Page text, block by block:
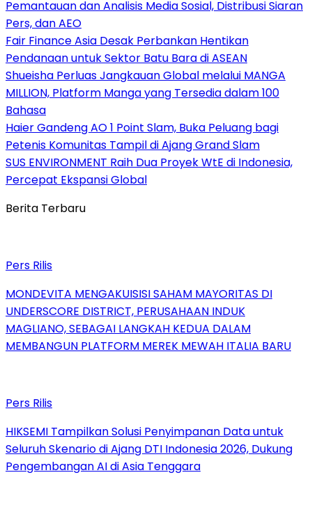
Pemantauan dan Analisis Media Sosial, Distribusi Siaran
Pers, dan AEO
Fair Finance Asia Desak Perbankan Hentikan
Pendanaan untuk Sektor Batu Bara di ASEAN
Shueisha Perluas Jangkauan Global melalui MANGA
MILLION, Platform Manga yang Tersedia dalam 100
Bahasa
Haier Gandeng AO 1 Point Slam, Buka Peluang bagi
Petenis Komunitas Tampil di Ajang Grand Slam
SUS ENVIRONMENT Raih Dua Proyek WtE di Indonesia,
Percepat Ekspansi Global
Berita Terbaru
Pers Rilis
MONDEVITA MENGAKUISISI SAHAM MAYORITAS DI
UNDERSCORE DISTRICT, PERUSAHAAN INDUK
MAGLIANO, SEBAGAI LANGKAH KEDUA DALAM
MEMBANGUN PLATFORM MEREK MEWAH ITALIA BARU
Pers Rilis
HIKSEMI Tampilkan Solusi Penyimpanan Data untuk
Seluruh Skenario di Ajang DTI Indonesia 2026, Dukung
Pengembangan AI di Asia Tenggara